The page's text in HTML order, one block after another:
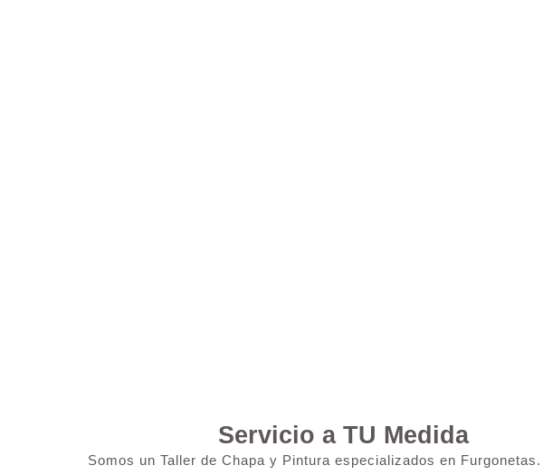
Servicio a TU Medida
Somos un Taller de Chapa y Pintura especializados en Furgonetas.